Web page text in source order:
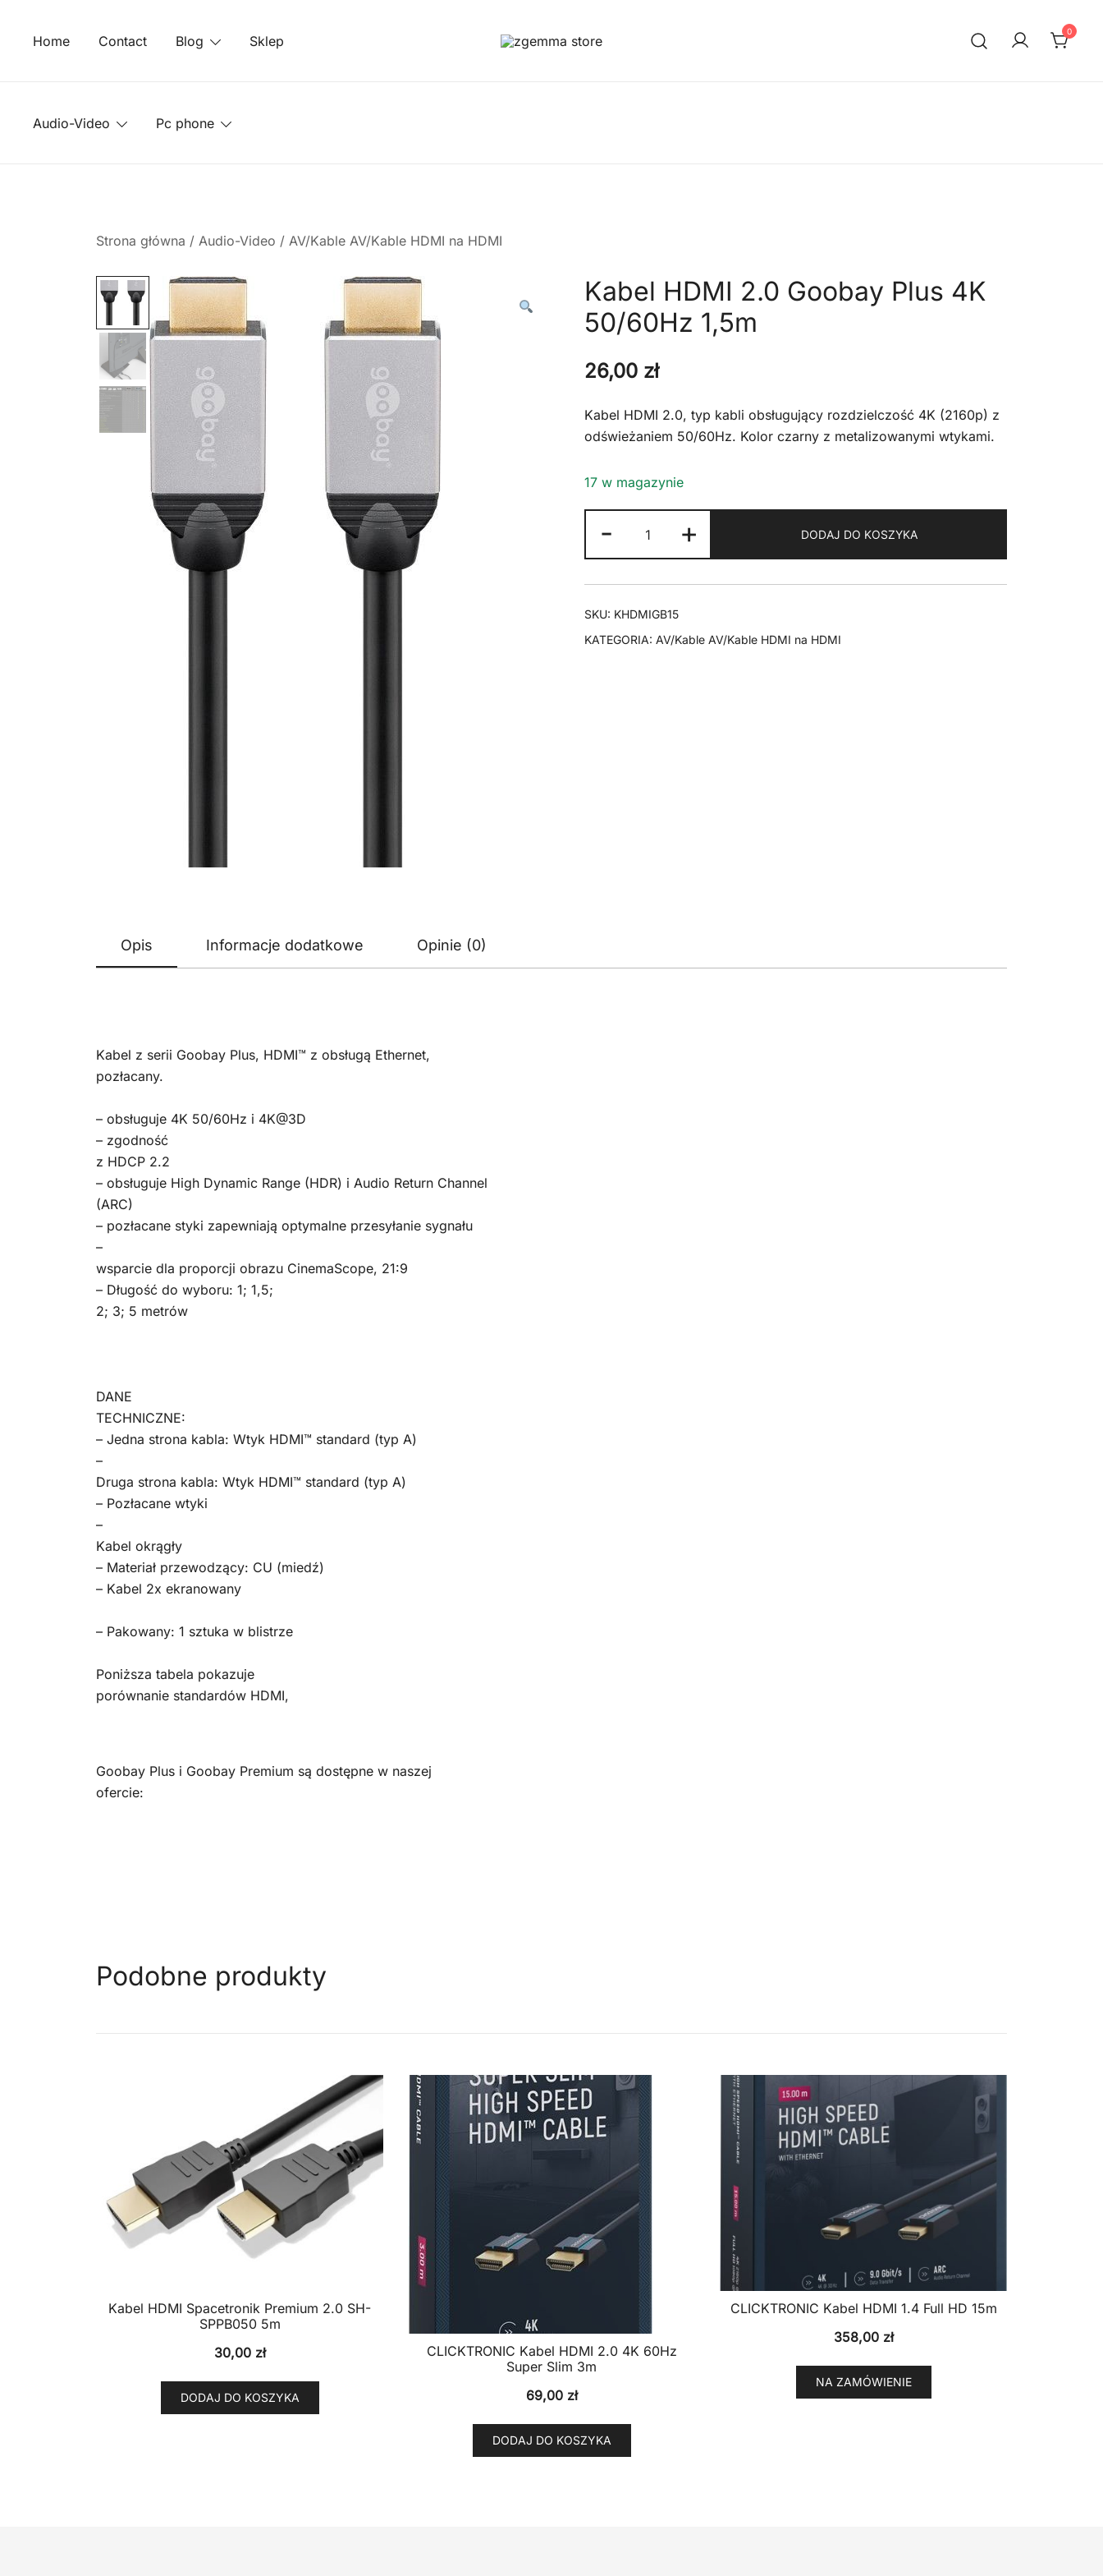
Home Contact Blog Sklep
0
Audio-Video Pc phone
Strona główna / Audio-Video / AV/Kable AV/Kable HDMI na HDMI
Kabel HDMI 2.0 Goobay Plus 4K
50/60Hz 1,5m
26,00 zł
Kabel HDMI 2.0, typ kabli obsługujący rozdzielczość 4K (2160p) z
odświeżaniem 50/60Hz. Kolor czarny z metalizowanymi wtykami.
17 w magazynie
-
Kabel
HDMI
2.0
Goobay
4K
+ DODAJ DO KOSZYKA
SKU: KHDMIGB15
KATEGORIA: AV/Kable AV/Kable HDMI na HDMI
Opis Informacje dodatkowe Opinie (0)
Kabel z serii Goobay Plus, HDMI™ z obsługą Ethernet,
pozłacany.
– obsługuje 4K 50/60Hz i 4K@3D
– zgodność
z HDCP 2.2
– obsługuje High Dynamic Range (HDR) i Audio Return Channel
(ARC)
– pozłacane styki zapewniają optymalne przesyłanie sygnału
–
wsparcie dla proporcji obrazu CinemaScope, 21:9
– Długość do wyboru: 1; 1,5;
2; 3; 5 metrów
DANE
TECHNICZNE:
– Jedna strona kabla: Wtyk HDMI™ standard (typ A)
–
Druga strona kabla: Wtyk HDMI™ standard (typ A)
– Pozłacane wtyki
–
Kabel okrągły
– Materiał przewodzący: CU (miedź)
– Kabel 2x ekranowany
– Pakowany: 1 sztuka w blistrze
Poniższa tabela pokazuje
porównanie standardów HDMI,
Goobay Plus i Goobay Premium są dostępne w naszej
ofercie:
Podobne produkty
Kabel HDMI Spacetronik Premium 2.0 SH-
SPPB050 5m
30,00 zł
DODAJ DO KOSZYKA
CLICKTRONIC Kabel HDMI 2.0 4K 60Hz
Super Slim 3m
69,00 zł
DODAJ DO KOSZYKA
CLICKTRONIC Kabel HDMI 1.4 Full HD 15m
358,00 zł
NA ZAMÓWIENIE